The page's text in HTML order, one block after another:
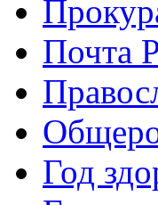
Почта
Год